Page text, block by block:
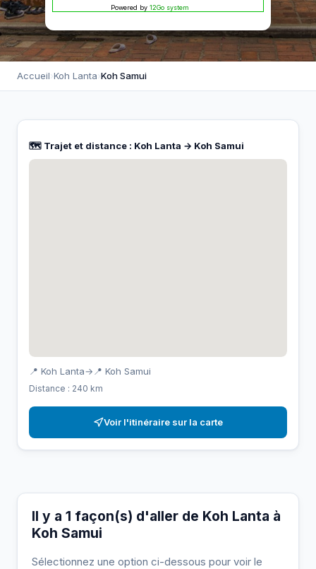
Powered by 12Go system
Accueil›Koh Lanta›Koh Samui
🗺️ Trajet et distance : Koh Lanta → Koh Samui
📍 Koh Lanta→ 📍 Koh Samui
Distance : 240 km
Voir l'itinéraire sur la carte
Il y a 1 façon(s) d'aller de Koh Lanta à
Koh Samui
Sélectionnez une option ci-dessous pour voir le